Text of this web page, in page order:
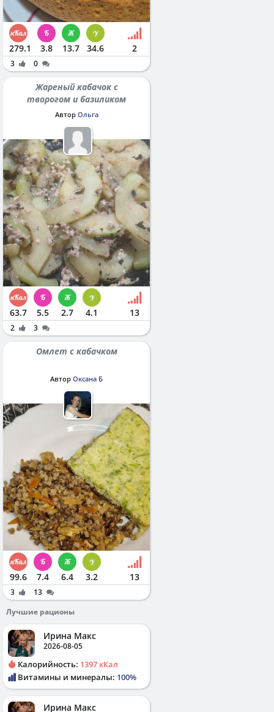
279.1 3.8 13.7 34.6 2
3 0
Жареный кабачок с
творогом и базиликом
Автор Ольга
63.7 5.5 2.7 4.1 13
2 3
Омлет с кабачком
Автор Оксана Б
99.6 7.4 6.4 3.2 13
3
13
Лучшие рационы
Ирина Макс
2026-08-05
Калорийность: 1397 кКал
Витамины и минералы: 100%
Ирина Макс